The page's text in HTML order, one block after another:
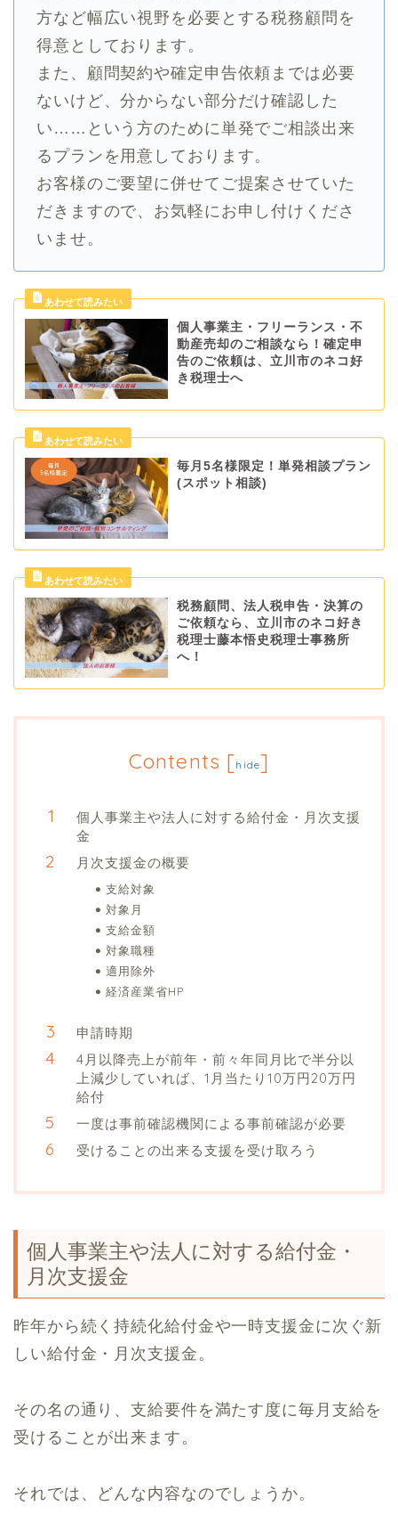
方など幅広い視野を必要とする税務顧問を
得意としております。
また、顧問契約や確定申告依頼までは必要
ないけど、分からない部分だけ確認した
い……という方のために単発でご相談出来
るプランを用意しております。
お客様のご要望に併せてご提案させていた
だきますので、お気軽にお申し付けくださ
いませ。
個人事業主・フリーランス・不
動産売却のご相談なら！確定申
告のご依頼は、立川市のネコ好
き税理士へ
毎月5名様限定！単発相談プラン
(スポット相談)
税務顧問、法人税申告・決算の
ご依頼なら、立川市のネコ好き
税理士藤本悟史税理士事務所
へ！
Contents [hide]
個人事業主や法人に対する給付金・月次支援
金
月次支援金の概要
支給対象
対象月
支給金額
対象職種
適用除外
経済産業省HP
申請時期
4月以降売上が前年・前々年同月比で半分以
上減少していれば、1月当たり10万円20万円
給付
一度は事前確認機関による事前確認が必要
受けることの出来る支援を受け取ろう
個人事業主や法人に対する給付金・
月次支援金
昨年から続く持続化給付金や一時支援金に次ぐ新
しい給付金・月次支援金。
その名の通り、支給要件を満たす度に毎月支給を
受けることが出来ます。
それでは、どんな内容なのでしょうか。